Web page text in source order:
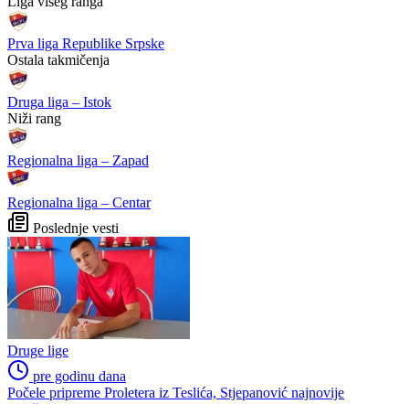
WEB PREPORUKE
Dinamo nakon kupovine u
Barceloni dovodi i igrača
PSG-a
BSK pokazao karakter, ali
greške presudile
Drama na Grbavici:
Željezničar golom u završnici
srušio BSK
Liga višeg ranga
Prva liga Republike Srpske
Ostala takmičenja